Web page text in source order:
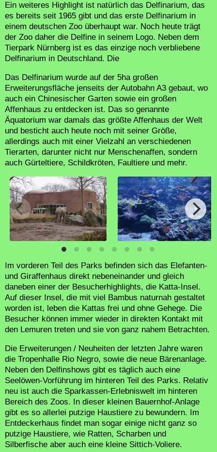
Ein weiteres Highlight ist natürlich das Delfinarium, das
es bereits seit 1965 gibt und das erste Delfinarium in
einem deutschen Zoo überhaupt war. Noch heute trägt
der Zoo daher die Delfine in seinem Logo. Neben dem
Tierpark Nürnberg ist es das einzige noch verbliebene
Delfinarium in Deutschland. Die
Das Delfinarium wurde auf der 5ha großen
Erweiterungsfläche jenseits der Autobahn A3 gebaut, wo
auch ein Chinesischer Garten sowie ein großen
Affenhaus zu entdecken ist. Das so genannte
Äquatorium war damals das größte Affenhaus der Welt
und besticht auch heute noch mit seiner Größe,
allerdings auch mit einer Vielzahl an verschiedenen
Tierarten, darunter nicht nur Menschenaffen, sondern
auch Gürteltiere, Schildkröten, Faultiere und mehr.
Im vorderen Teil des Parks befinden sich das Elefanten-
und Giraffenhaus direkt nebeneinander und gleich
daneben einer der Besucherhighlights, die Katta-Insel.
Auf dieser Insel, die mit viel Bambus naturnah gestaltet
worden ist, leben die Kattas frei und ohne Gehege. Die
Besucher können immer wieder in direkten Kontakt mit
den Lemuren treten und sie von ganz nahem Betrachten.
Die Erweiterungen / Neuheiten der letzten Jahre waren
die Tropenhalle Rio Negro, sowie die neue Bärenanlage.
Neben den Delfinshows gibt es täglich auch eine
Seelöwen-Vorführung im hinteren Teil des Parks. Relativ
neu ist auch die Sparkassen-Erlebniswelt im hinteren
Bereich des Zoos. In dieser kleinen Bauernhof-Anlage
gibt es so allerlei putzige Haustiere zu bewundern. Im
Entdeckerhaus findet man sogar einige nicht ganz so
putzige Haustiere, wie Ratten, Scharben und
Silberfische aber auch eine kleine Sittich-Voliere.